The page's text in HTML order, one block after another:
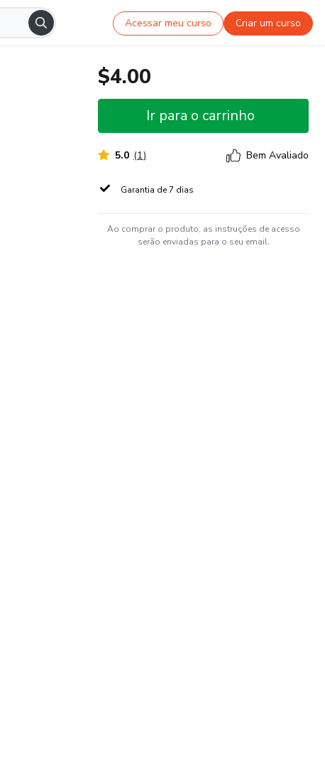
Acessar meu curso Criar um curso
$4.00
Ir para o carrinho
5.0 (1) Bem Avaliado
Garantia de 7 dias
Ao comprar o produto, as instruções de acesso
serão enviadas para o seu email.